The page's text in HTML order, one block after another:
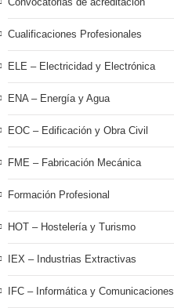
Cualificaciones Profesionales
ELE – Electricidad y Electrónica
ENA – Energía y Agua
EOC – Edificación y Obra Civil
FME – Fabricación Mecánica
Formación Profesional
HOT – Hostelería y Turismo
IEX – Industrias Extractivas
IFC – Informática y Comunicaciones